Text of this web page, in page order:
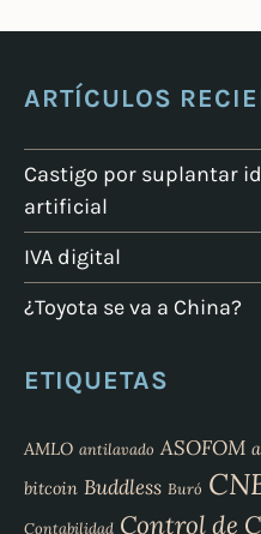
ARTÍCULOS
Castigo por suplantar
artificial
IVA digital
¿Toyota se va a China?
ETIQUETAS
AMLO antilavado ASOFOM
bitcoin Buddless Buró
Contabilidad Control de